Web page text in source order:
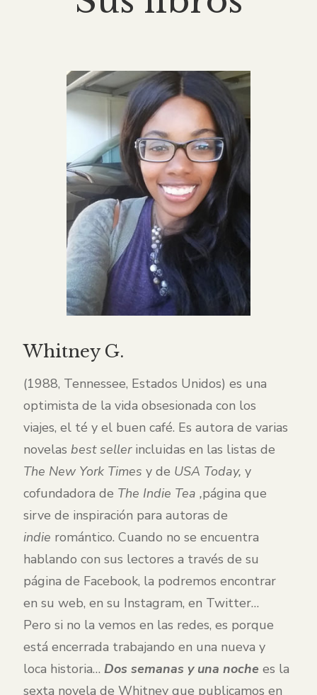
Whitney G.
(1988, Tennessee, Estados Unidos) es una
optimista de la vida obsesionada con los
viajes, el té y el buen café. Es autora de varias
novelas best seller incluidas en las listas de
The New York Times y de USA Today, y
cofundadora de The Indie Tea ,página que
sirve de inspiración para autoras de
indie romántico. Cuando no se encuentra
hablando con sus lectores a través de su
página de Facebook, la podremos encontrar
en su web, en su Instagram, en Twitter…
Pero si no la vemos en las redes, es porque
está encerrada trabajando en una nueva y
loca historia… Dos semanas y una noche es la
sexta novela de Whitney que publicamos en